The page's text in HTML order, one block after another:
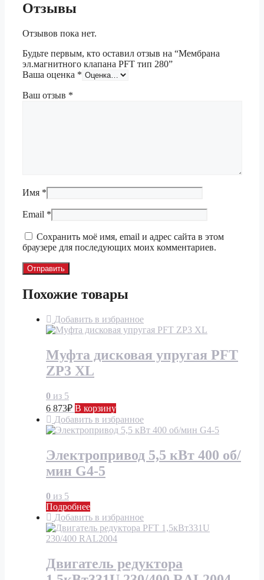
Отзывы
Отзывов пока нет.
Будьте первым, кто оставил отзыв на “Мембрана
эл.магнитного клапана PFT тип 280”
Ваша оценка *
Ваш отзыв *
Имя *
Email *
Сохранить моё имя, email и адрес сайта в этом
браузере для последующих моих комментариев.
Похожие товары
Добавить в избранное
Муфта дисковая упругая PFT
ZP3 XL
0 из 5
6 873₽ В корзину
Добавить в избранное
Электропривод 5,5 кВт 400 об/
мин G4-5
0 из 5
Подробнее
Добавить в избранное
Двигатель редуктора